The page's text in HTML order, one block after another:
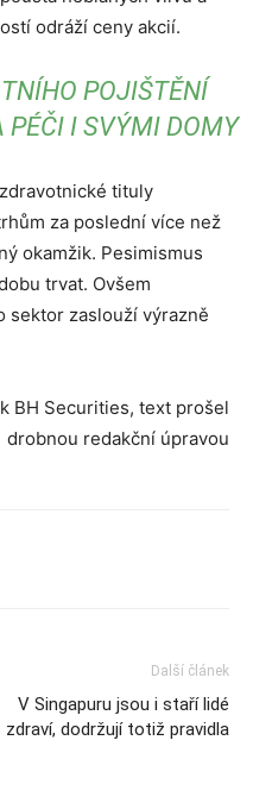
odráží ceny akcií.
POJIŠTĚNÍ
PÉČI I SVÝMI DOMY
tituly
za poslední více než
okamžik. Pesimismus
trvat. Ovšem
sektor zaslouží výrazně
BH Securities, text prošel
drobnou redakční úpravou
Další článek
V Singapuru jsou i staří lidé
zdraví, dodržují totiž pravidla